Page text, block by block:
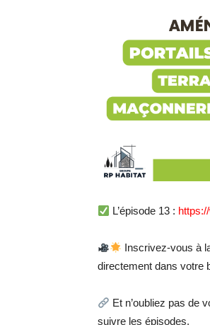
L’épisode 13 :
Inscrivez-vous à
directement dans votre
Et n’oubliez pas de
suivre les épisodes.